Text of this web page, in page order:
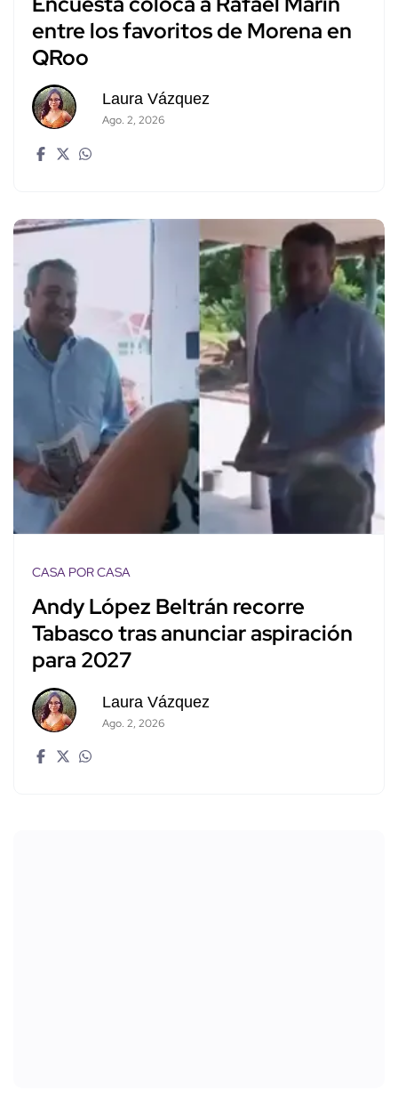
entre los favoritos de Morena en
QRoo
Laura Vázquez
Ago. 2, 2026
CASA POR CASA
Andy López Beltrán recorre
Tabasco tras anunciar aspiración
para 2027
Laura Vázquez
Ago. 2, 2026